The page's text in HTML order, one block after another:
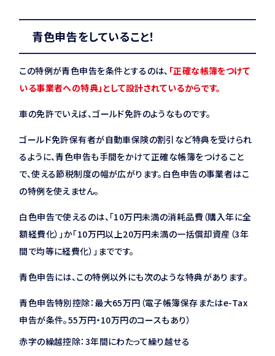
青色申告をしていること！
この特例が青色申告を条件とするのは、 「正確な帳簿をつけて
いる事業者への特典」として設計されているからです。
車の免許でいえば、ゴールド免許のようなものです。
ゴールド免許保有者が自動車保険の割引など特典を受けられ
るように、青色申告も手間をかけて正確な帳簿をつけること
で、使える節税制度の幅が広がります。白色申告の事業者はこ
の特例を使えません。
白色申告で使えるのは、「10万円未満の消耗品費（購入年に全
額経費化）」か「10万円以上20万円未満の一括償却資産（3年
間で均等に経費化）」までです。
青色申告には、この特例以外にも次のような特典があります。
青色申告特別控除：最大65万円（電子帳簿保存またはe-Tax
申告が条件。55万円・10万円のコースもあり）
赤字の繰越控除：3年間にわたって繰り越せる